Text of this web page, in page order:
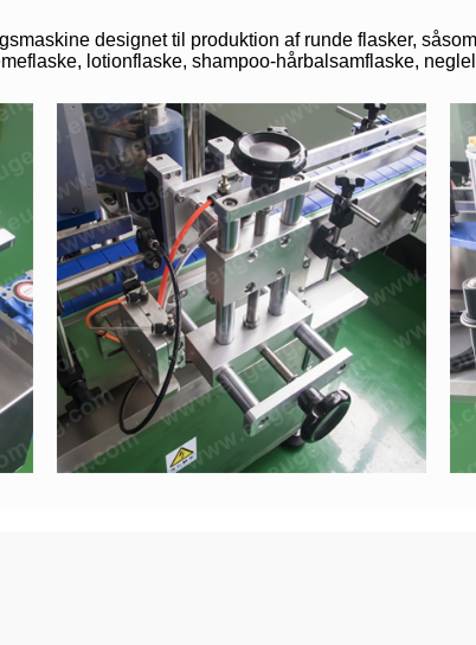
designet til produktion af runde flasker,
lotionflaske, shampoo-hårbalsamflaske,